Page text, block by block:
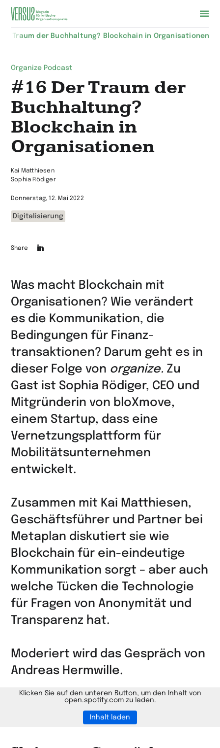
Zur
Traum der Buchhaltung? Blockchain in Organisationen
Organize Podcast
#16 Der Traum der
Buchhaltung?
Blockchain in
Organisationen
Kai Matthiesen
Sophia Rödiger
Donnerstag, 12. Mai 2022
Digitalisierung
auf
LinkedIn
teilen
Share
Was macht Blockchain mit
Organisationen? Wie verändert
es die Kommunikation, die
Bedingungen für Finanz­
transaktionen? Darum geht es in
dieser Folge von organize. Zu
Gast ist Sophia Rödiger, CEO und
Mitgründerin von bloXmove,
einem Startup, dass eine
Vernetzungsplattform für
Mobilitätsunternehmen
entwickelt.
Zusammen mit Kai Matthiesen,
Geschäftsführer und Partner bei
Metaplan diskutiert sie wie
Blockchain für ein-eindeutige
Kommunikation sorgt – aber auch
welche Tücken die Technologie
für Fragen von Anonymität und
Transparenz hat.
Moderiert wird das Gespräch von
Andreas Hermwille.
Klicken Sie auf den unteren Button, um den Inhalt von
open.spotify.com zu laden.
Inhalt laden